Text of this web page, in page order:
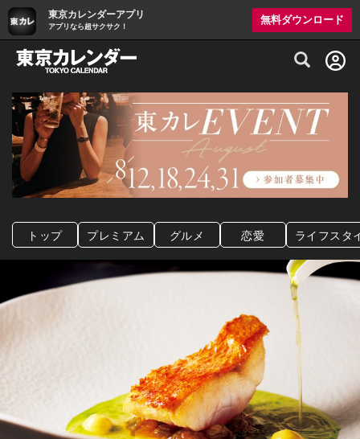
東京カレンダーアプリ
アプリなら超サクサク！
無料ダウンロード
グルメ情報・プレミアムレストラン予約
トップ プレミアム グルメ 恋愛 ライフスタ